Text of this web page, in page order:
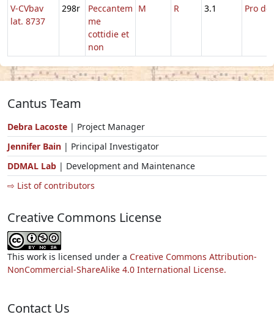
V-CVbav
lat. 8737
298r
Peccantem
me
cottidie et
non
M R 3.1 Pro
Cantus Team
Debra Lacoste | Project Manager
Jennifer Bain | Principal Investigator
DDMAL Lab | Development and Maintenance
⇨ List of contributors
Creative Commons License
This work is licensed under a Creative Commons Attribution-
NonCommercial-ShareAlike 4.0 International License.
Contact Us